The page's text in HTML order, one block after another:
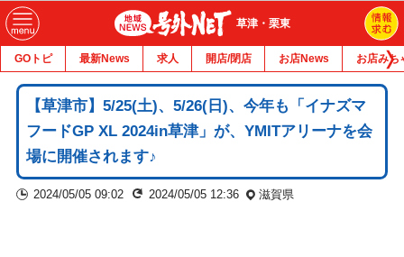
草津・栗東
GOトピ 最新News 求人 開店/閉店 お店News お店みち
【草津市】5/25(土)、5/26(日)、今年も「イナズマ
フードGP XL 2024in草津」が、YMITアリーナを会
場に開催されます♪
2024/05/05 09:02 2024/05/05 12:36 滋賀県